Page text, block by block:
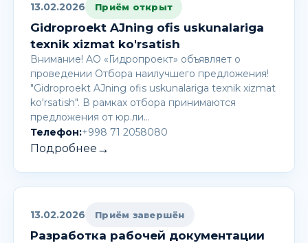
13.02.2026 Приём открыт
Gidroproekt AJning ofis uskunalariga
texnik xizmat ko'rsatish
Внимание! AО «Гидропроект» объявляет о
проведении Отбора наилучшего предложения!
"Gidroproekt AJning ofis uskunalariga texnik xizmat
ko'rsatish". В рамках отбора принимаются
предложения от юр.ли…
Телефон:+998 71 2058080
Подробнее →
13.02.2026 Приём завершён
Разработка рабочей документации